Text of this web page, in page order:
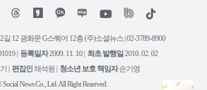
위
트
유
튜
틱
12 광화문 G스퀘어 12층 (주)소셜뉴스 | 02-3789-8900
| 등록일자2009. 11. 10 | 최초 발행일2010. 02. 02
| 편집인채석원 | 청소년 보호 책임자손기영
Social News Co., Ltd. All Right Reserved.